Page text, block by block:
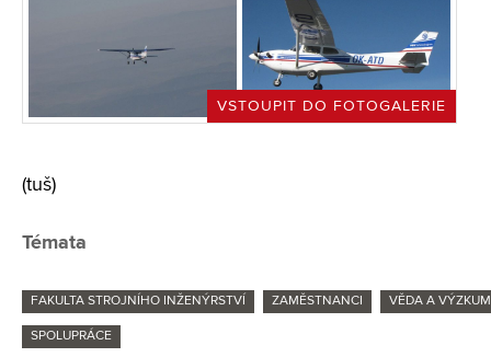
VSTOUPIT DO FOTOGALERIE
(tuš)
Témata
FAKULTA STROJNÍHO INŽENÝRSTVÍ ZAMĚSTNANCI VĚDA A VÝZKUM
SPOLUPRÁCE